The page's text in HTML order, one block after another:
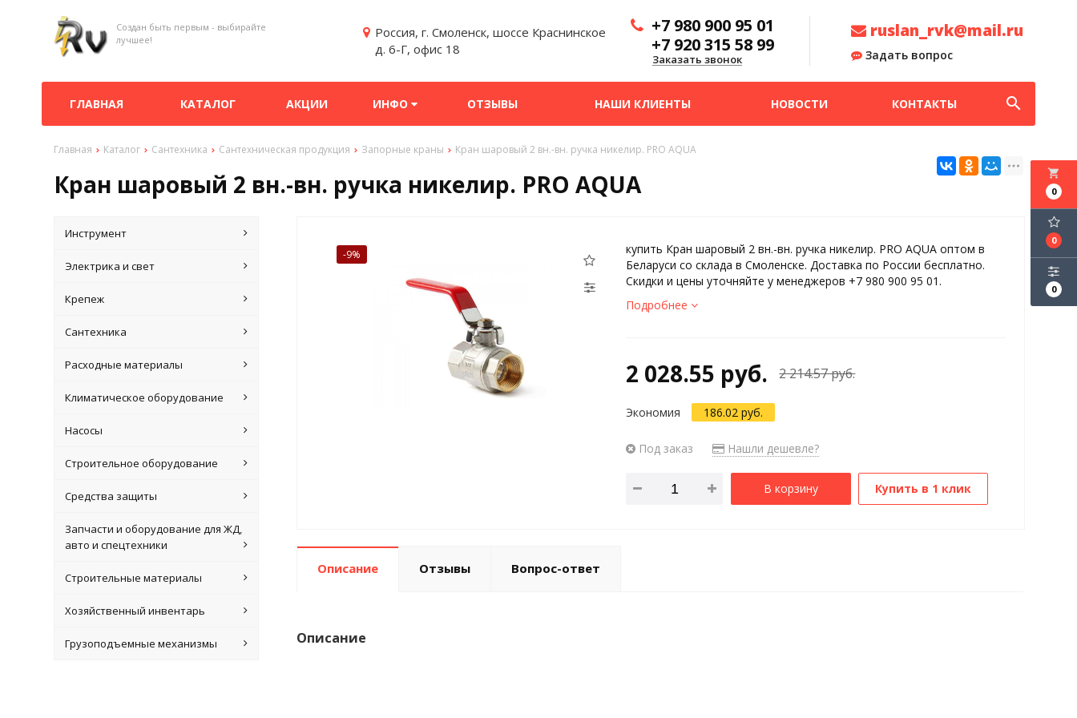
Создан быть первым - выбирайте
лучшее!
Россия, г. Смоленск, шоссе Краснинское
д. 6-Г, офис 18
+7 980 900 95 01
+7 920 315 58 99
Заказать звонок
ruslan_rvk@mail.ru
Задать вопрос
ГЛАВНАЯ КАТАЛОГ АКЦИИ ИНФО ОТЗЫВЫ НАШИ КЛИЕНТЫ НОВОСТИ КОНТАКТЫ search
Главная Каталог Сантехника Сантехническая продукция Запорные краны Кран шаровый 2 вн.-вн. ручка никелир. PRO AQUA
Кран шаровый 2 вн.-вн. ручка никелир. PRO AQUA local_grocery_store
0
0
0
Инструмент
Электрика и свет
Крепеж
Сантехника
Расходные материалы
Климатическое оборудование
Насосы
Строительное оборудование
Средства защиты
Запчасти и оборудование для ЖД,
авто и спецтехники
Строительные материалы
Хозяйственный инвентарь
Грузоподъемные механизмы
-9%
купить Кран шаровый 2 вн.-вн. ручка никелир. PRO AQUA оптом в
Беларуси со склада в Смоленске. Доставка по России бесплатно.
Скидки и цены уточняйте у менеджеров +7 980 900 95 01.
Подробнее
2 028.55 руб. 2 214.57 руб.
Экономия 186.02 руб.
Под заказ Нашли дешевле?
В корзину Купить в 1 клик
Описание Отзывы Вопрос-ответ
Описание